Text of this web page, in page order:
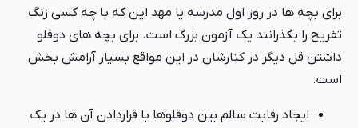
برای بچه ها در روز اول مدرسه یا مهد این که با چه کسی زنگ
تفریح را بگذرانند یک آزمون بزرگ است. برای بچه های دوقلو
داشتن قل دیگر در کنارشان در این مواقع بسیار آرامش بخش
است.
ایجاد رقابت سالم بین دوقلوها با قراردادن آن ها در یک